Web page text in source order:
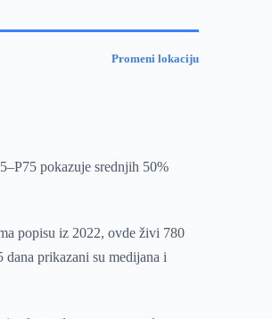
Promeni lokaciju
pokazuje srednjih 50%
popisu iz 2022, ovde živi 780
prikazani su medijana i